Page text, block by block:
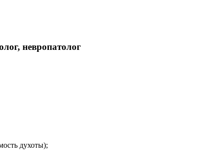
невропатолог
духоты);